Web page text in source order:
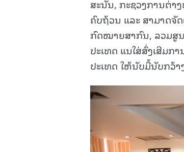
ສະນັ້ນ, ກະຊວງການຕ່າ
ຄົບຖ້ວນ ແລະ ສາມາດຈັ
ກົດໝາຍສາກົນ, ລວມສູນ
ປະເທດ ແນໃສ່ສົ່ງເສີມກ
ປະເທດ ໃຫ້ນັບມື້ນັບກວ້າ